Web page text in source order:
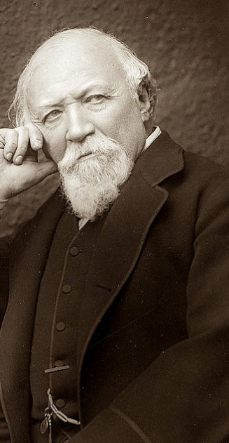
Celebra
tămăduitoare
vindecătoare de
farmece și
blesteme Sandra
Tămăduitoarea
Somerda
Cea mai
puternică
vrăjitoare de
magie albă și
neagră Vanessa
Clarvăzătoarea
Elena Natașa
Vrăjitoarea
Morgana,
maestra magiei
negre
Tămăduitoarea
Ana Maria
Vrăjitoarea Elena
Minodora a